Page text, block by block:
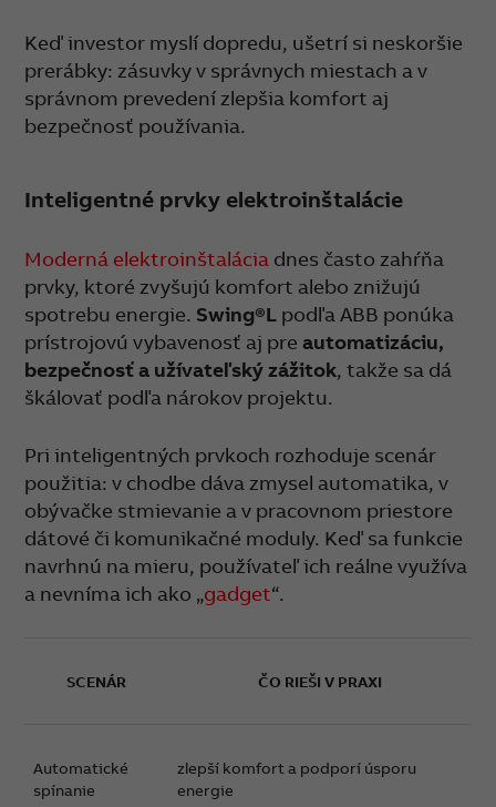
Keď investor myslí dopredu, ušetrí si neskoršie
prerábky: zásuvky v správnych miestach a v
správnom prevedení zlepšia komfort aj
bezpečnosť používania.
Inteligentné prvky elektroinštalácie
Moderná elektroinštalácia dnes často zahŕňa
prvky, ktoré zvyšujú komfort alebo znižujú
spotrebu energie. Swing®L podľa ABB ponúka
prístrojovú vybavenosť aj pre automatizáciu,
bezpečnosť a užívateľský zážitok, takže sa dá
škálovať podľa nárokov projektu.
Pri inteligentných prvkoch rozhoduje scenár
použitia: v chodbe dáva zmysel automatika, v
obývačke stmievanie a v pracovnom priestore
dátové či komunikačné moduly. Keď sa funkcie
navrhnú na mieru, používateľ ich reálne využíva
a nevníma ich ako „gadget“.
SCENÁR ČO RIEŠI V PRAXI
Automatické
spínanie
zlepší komfort a podporí úsporu
energie